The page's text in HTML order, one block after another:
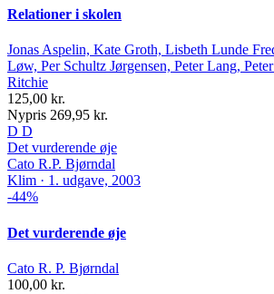
Relationer i skolen
Jonas Aspelin, Kate Groth, Lisbeth Lunde
Løw, Per Schultz Jørgensen, Peter Lang,
Ritchie
125,00 kr.
Nypris 269,95 kr.
D D
Det vurderende øje
Cato R.P. Bjørndal
Klim · 1. udgave, 2003
-44%
Det vurderende øje
Cato R. P. Bjørndal
100,00 kr.